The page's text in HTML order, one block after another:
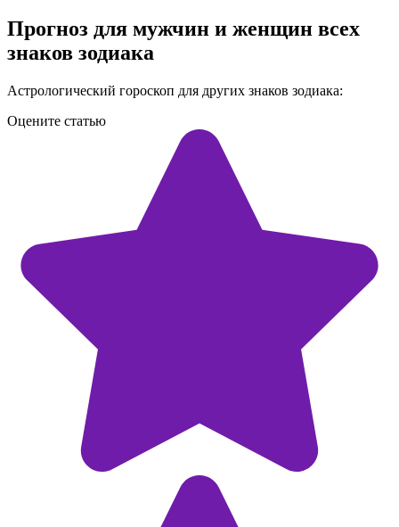
Прогноз для мужчин и женщин всех
знаков зодиака
Астрологический гороскоп для других знаков зодиака:
Оцените статью